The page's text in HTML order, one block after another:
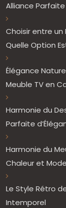
Alliance Parfaite
Choisir entre un
Quelle Option
Élégance
Meuble TV en
Harmonie du
Parfaite
Harmonie du
Chaleur et
Le Style Rétro
Intemporel